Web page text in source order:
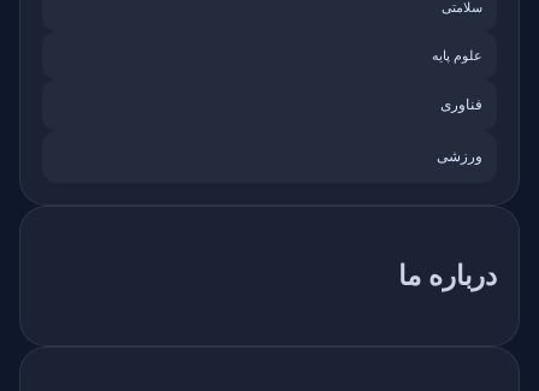
سلامتی
علوم پایه
فناوری
ورزشی
درباره ما